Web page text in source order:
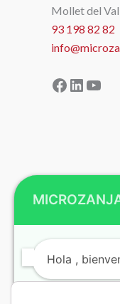
Mollet del
93 198 82 82
Facebook
Hola ,